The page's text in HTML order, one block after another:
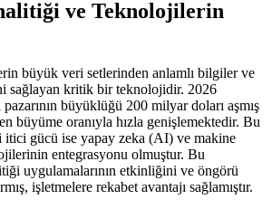
ve Teknolojilerin
büyük veri setlerinden anlamlı bilgiler ve
sağlayan kritik bir teknolojidir. 2026
büyüklüğü 200 milyar doları aşmış
büyüme oranıyla hızla genişlemektedir. Bu
itici gücü ise yapay zeka (AI) ve makine
entegrasyonu olmuştur. Bu
uygulamalarının etkinliğini ve öngörü
işletmelere rekabet avantajı sağlamıştır.